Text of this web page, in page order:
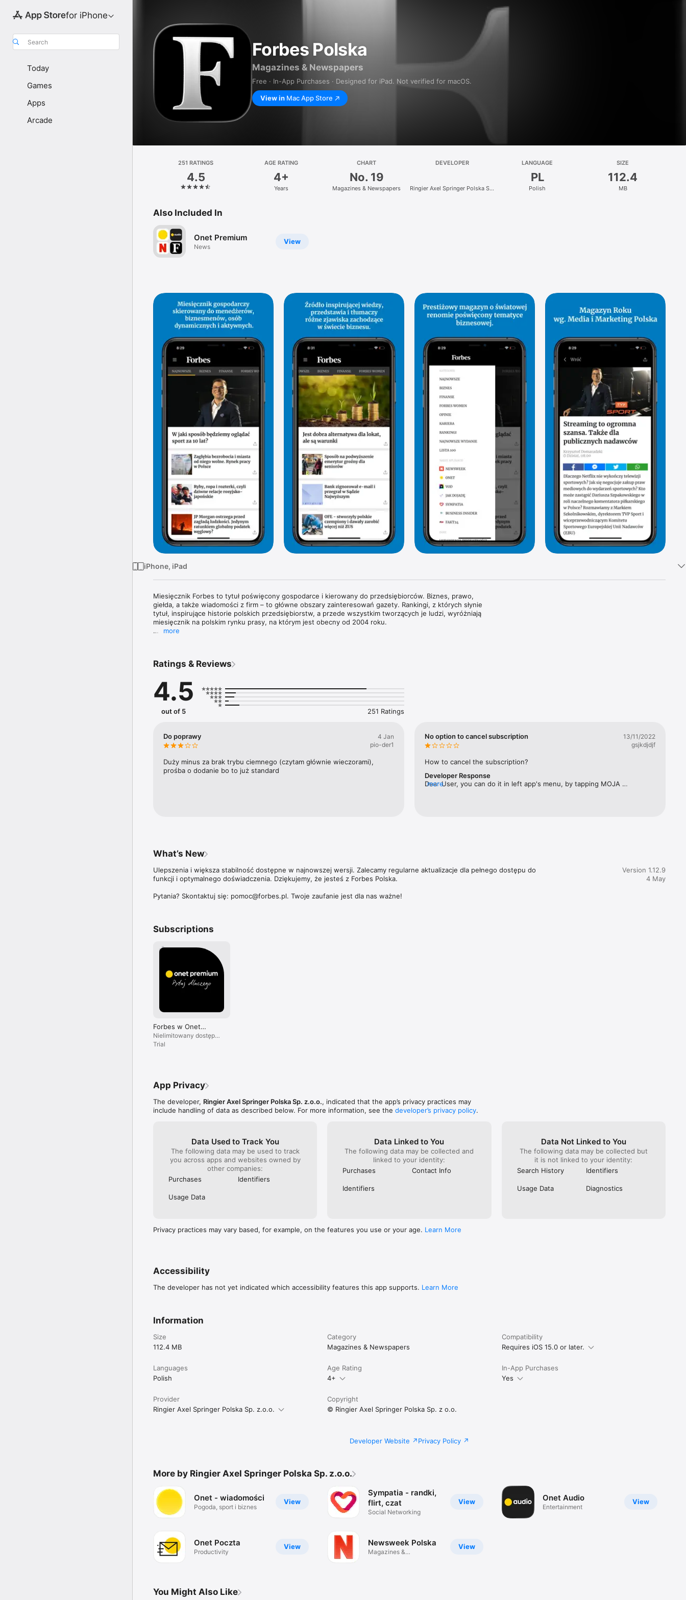
for iPhone
Search
Today
Games
Apps
Arcade
Forbes Polska
Magazines & Newspapers
Free · In-App Purchases · Designed for iPad. Not verified for macOS.
View in Mac App Store
251 RATINGS
4.5
AGE RATING
4+
Years
CHART
No. 19
Magazines & Newspapers
DEVELOPER
Ringier Axel Springer Polska Sp.
LANGUAGE
PL
Polish
SIZE
112.4
MB
Also Included In
View
Onet Premium
News
iPhone, iPad
Miesięcznik Forbes to tytuł poświęcony gospodarce i kierowany do przedsiębiorców. Biznes, prawo,
giełda, a także wiadomości z firm – to główne obszary zainteresowań gazety. Rankingi, z których słynie
tytuł, inspirujące historie polskich przedsiębiorstw, a przede wszystkim tworzących je ludzi, wyróżniają
miesięcznik na polskim rynku prasy, na którym jest obecny od 2004 roku.
największe nazwiska świata biznesu, ekonomii i finansów.
jak obowiązujące przepisy prawne wpływają na prowadzenie biznesu w Polsce. Obserwujemy światowe
trendy i ich wpływ na rynek pracy w kraju.
Doroczny Ranking 100 najbogatszych Polaków to jedna z flagowych publikacji magazynu. Ale Forbes
trzyma rękę na pulsie nie tylko jeśli chodzi o najbardziej majętnych przedsiębiorców. W corocznym
najbardziej dynamicznie zwiększające swoją wartość.
ale także do wszystkich wydań magazynu Forbes Women.
Więcej szczegółów dotyczących subskrypcji, politykę prywatności oraz zasady użytkowania aplikacji
more
Ratings & Reviews
4.5
out of 5 251 Ratings
Do poprawy
4 Jan
pio-der1
Duży minus za brak trybu ciemnego (czytam głównie wieczorami),
prośba o dodanie bo to już standard
No option to cancel subscription
13/11/2022
gsjkdjdjf
How to cancel the subscription?
Developer Response
Dear User, you can do it in left app's menu, by tapping MOJA
more
What’s New
Ulepszenia i większa stabilność dostępne w najnowszej wersji. Zalecamy regularne aktualizacje dla pełnego dostępu do
funkcji i optymalnego doświadczenia. Dziękujemy, że jesteś z Forbes Polska.
Pytania? Skontaktuj się: pomoc@forbes.pl. Twoje zaufanie jest dla nas ważne!
Version 1.12.9
4 May
Subscriptions
Forbes w Onet
Premium
Nielimitowany dostęp
do treści i brak reklam.
Trial
App Privacy
The developer, Ringier Axel Springer Polska Sp. z.o.o., indicated that the app’s privacy practices may
include handling of data as described below. For more information, see the developer’s privacy policy.
Data Used to Track You
The following data may be used to track
you across apps and websites owned by
other companies:
Purchases
Identifiers
Usage Data
Data Linked to You
The following data may be collected and
linked to your identity:
Purchases
Contact Info
Identifiers
Data Not Linked to You
The following data may be collected but
it is not linked to your identity:
Search History
Identifiers
Usage Data Diagnostics
Privacy practices may vary based, for example, on the features you use or your age. Learn More
Accessibility
The developer has not yet indicated which accessibility features this app supports. Learn More
Information
Size
112.4 MB
Category
Magazines & Newspapers
Compatibility
Requires iOS 15.0 or later.
Languages
Polish
Age Rating
4+
In-App Purchases
Yes
Provider
Ringier Axel Springer Polska Sp. z.o.o.
Copyright
© Ringier Axel Springer Polska Sp. z o.o.
Developer Website Privacy Policy
More by Ringier Axel Springer Polska Sp. z.o.o.
View
Onet - wiadomości
Pogoda, sport i biznes
View
Onet Poczta
Productivity
View
Sympatia - randki,
flirt, czat
Social Networking
View
Newsweek Polska
Magazines &
View
Onet Audio
Entertainment
You Might Also Like